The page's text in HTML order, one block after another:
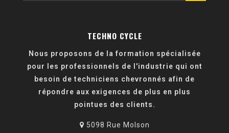
TECHNO CYCLE
Nous proposons de la formation spécialisée
pour les professionnels de l'industrie qui ont
besoin de techniciens chevronnés afin de
répondre aux exigences de plus en plus
pointues des clients.
5098 Rue Molson